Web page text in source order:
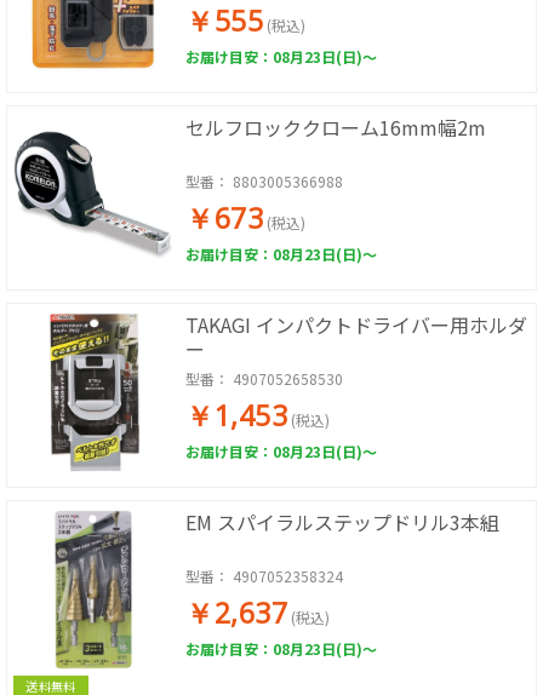
￥555 (税込)
お届け目安：08月23日(日)～
セルフロッククローム16mm幅2m
型番： 8803005366988
￥673 (税込)
お届け目安：08月23日(日)～
TAKAGI インパクトドライバー用ホルダ
ー
型番： 4907052658530
￥1,453 (税込)
お届け目安：08月23日(日)～
送料無料
EM スパイラルステップドリル3本組
型番： 4907052358324
￥2,637 (税込)
お届け目安：08月23日(日)～